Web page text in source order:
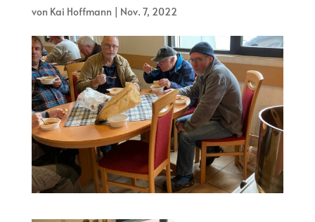
von Kai Hoffmann | Nov. 7, 2022